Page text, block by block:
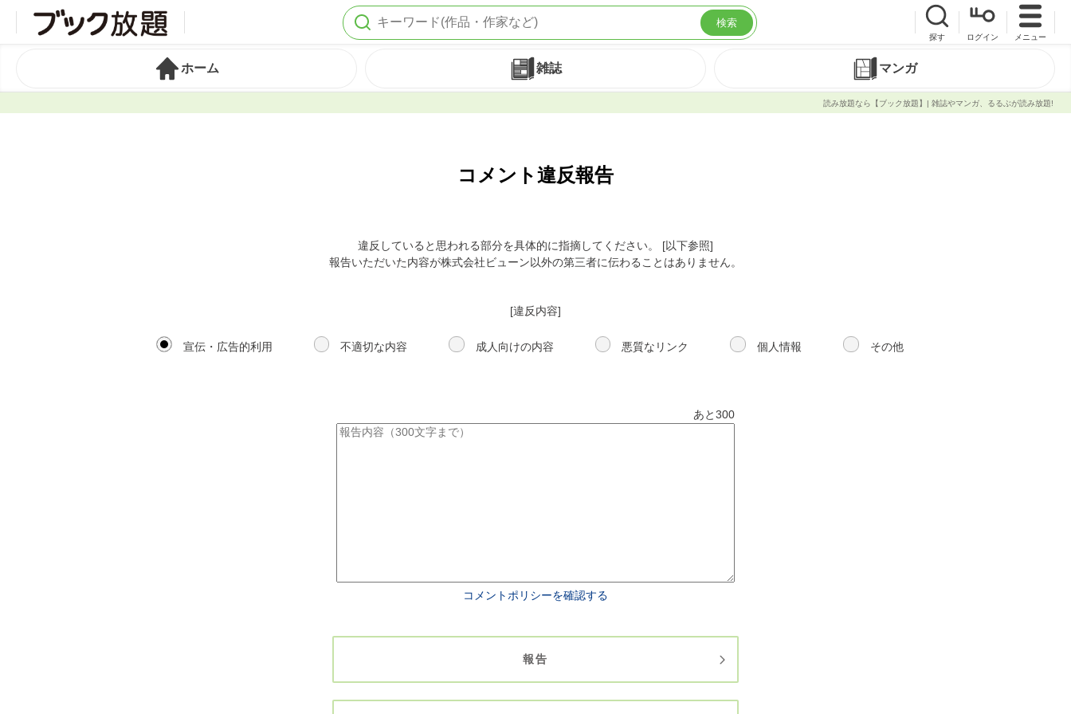
検索
探す ログイン メニュー
ホーム 雑誌 マンガ
読み放題なら【ブック放題】| 雑誌やマンガ、るるぶが読み放題!
コメント違反報告
違反していると思われる部分を具体的に指摘してください。 [以下参照]
報告いただいた内容が株式会社ビューン以外の第三者に伝わることはありません。
[違反内容]
宣伝・広告的利用 不適切な内容 成人向けの内容 悪質なリンク 個人情報 その他
あと300
コメントポリシーを確認する
報告